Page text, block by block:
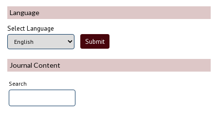
Language
Select Language
Journal Content
Search